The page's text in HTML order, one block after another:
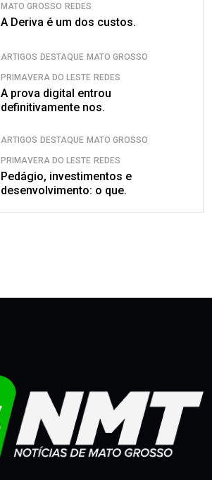
MATO GROSSO REDES
A Deriva é um dos custos.
ARTIGOS DESTAQUE MATO GROSSO
PRIMAVERA DO LESTE REDES
A prova digital entrou
definitivamente nos.
ARTIGOS DESTAQUE MATO GROSSO
PRIMAVERA DO LESTE REDES
Pedágio, investimentos e
desenvolvimento: o que.